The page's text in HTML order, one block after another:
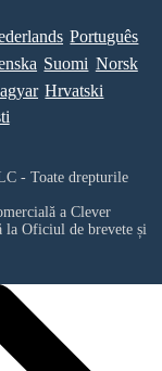
Português
Suomi Norsk
Hrvatski
- Toate drepturile
a Clever
la Oficiul de brevete și